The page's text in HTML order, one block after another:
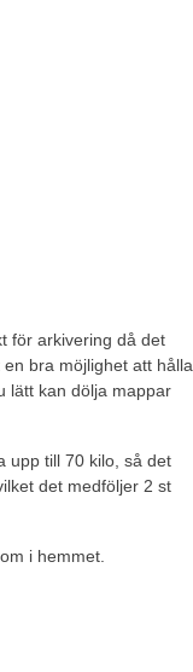
för arkivering då det
bra möjlighet att hålla
lätt kan dölja mappar
upp till 70 kilo, så det
det medföljer 2 st
i hemmet.